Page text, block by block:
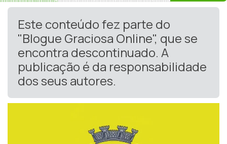
Este conteúdo fez parte do
"Blogue Graciosa Online", que se
encontra descontinuado. A
publicação é da responsabilidade
dos seus autores.